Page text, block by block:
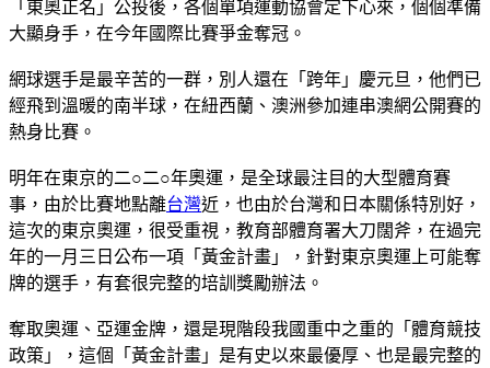
「東奧正名」公投後，各個單項運動協會定下心來，個個準備
大顯身手，在今年國際比賽爭金奪冠。
網球選手是最辛苦的一群，別人還在「跨年」慶元旦，他們已
經飛到溫暖的南半球，在紐西蘭、澳洲參加連串澳網公開賽的
熱身比賽。
明年在東京的二○二○年奧運，是全球最注目的大型體育賽
事，由於比賽地點離台灣近，也由於台灣和日本關係特別好，
這次的東京奧運，很受重視，教育部體育署大刀闊斧，在過完
年的一月三日公布一項「黃金計畫」，針對東京奧運上可能奪
牌的選手，有套很完整的培訓獎勵辦法。
奪取奧運、亞運金牌，還是現階段我國重中之重的「體育競技
政策」，這個「黃金計畫」是有史以來最優厚、也是最完整的